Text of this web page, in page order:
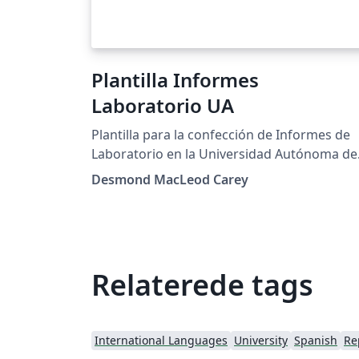
Plantilla Informes
Laboratorio UA
Plantilla para la confección de Informes de
Laboratorio en la Universidad Autónoma de
Chile
Desmond MacLeod Carey
Relaterede tags
International Languages University Spanish